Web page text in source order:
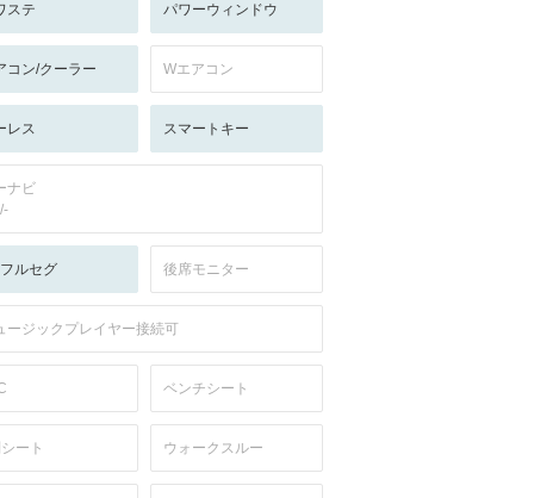
ステ パワーウィンドウ
コン/クーラー Wエアコン
レス スマートキー
ナビ
ルセグ 後席モニター
ージックプレイヤー接続可
ベンチシート
ート ウォークスルー